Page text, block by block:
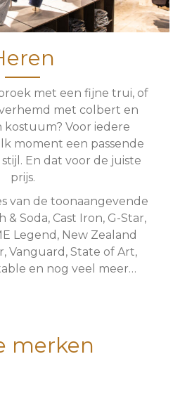
met een fijne trui, of
met colbert en
kostuum? Voor iedere
moment een passende
En dat voor de juiste
prijs.
van de toonaangevende
& Soda, Cast Iron, G-Star,
Legend, New Zealand
Vanguard, State of Art,
en nog veel meer…
merken